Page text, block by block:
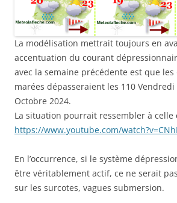
La modélisation mettrait toujours en
accentuation du courant
avec la semaine précédente est que
marées dépasseraient les 110 Vendredi
Octobre 2024.
La situation pourrait ressembler à celle
https://www.youtube.com/
En l’occurrence, si le système
être véritablement actif, ce ne serait
sur les surcotes, vagues submersion.